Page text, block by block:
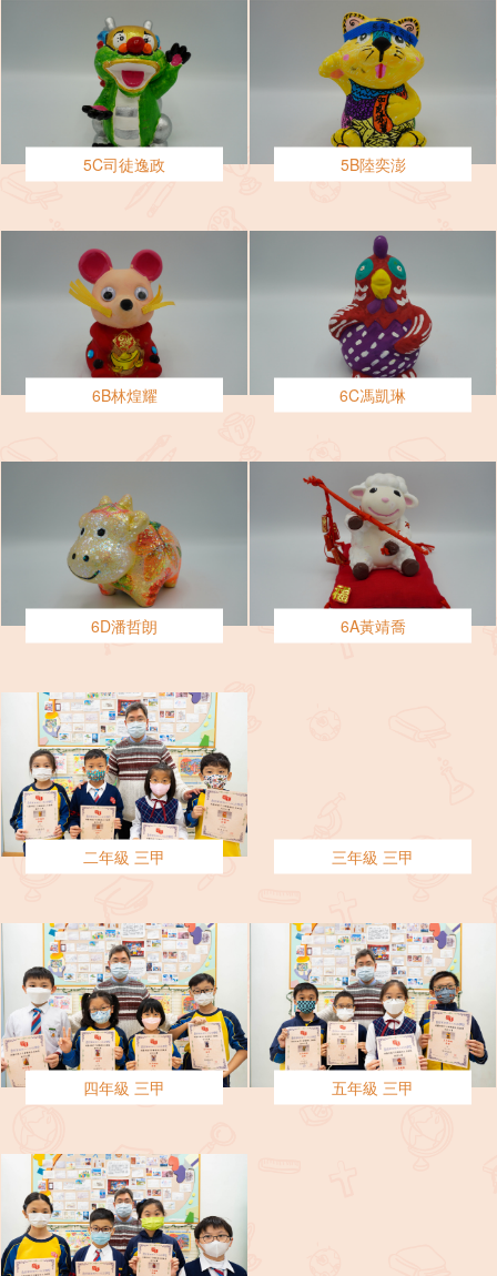
5C司徒逸政 5B陸奕澎
6B林煌耀 6C馮凱琳
6D潘哲朗 6A黃靖喬
二年級 三甲 三年級 三甲
四年級 三甲 五年級 三甲